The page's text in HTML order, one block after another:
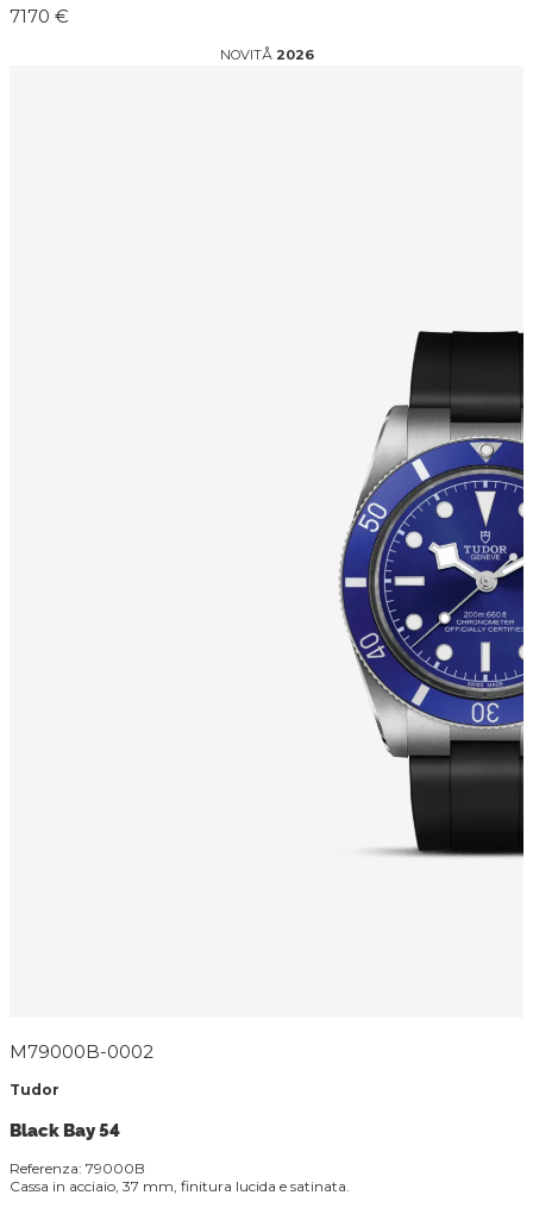
7170 €
NOVITÅ 2026
M79000B-0002
Tudor
Black Bay 54
Referenza: 79000B
Cassa in acciaio, 37 mm, finitura lucida e satinata.